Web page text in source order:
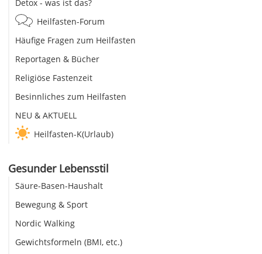
Detox - was ist das?
Heilfasten-Forum
Häufige Fragen zum Heilfasten
Reportagen & Bücher
Religiöse Fastenzeit
Besinnliches zum Heilfasten
NEU & AKTUELL
Heilfasten-K(Urlaub)
Gesunder Lebensstil
Säure-Basen-Haushalt
Bewegung & Sport
Nordic Walking
Gewichtsformeln (BMI, etc.)